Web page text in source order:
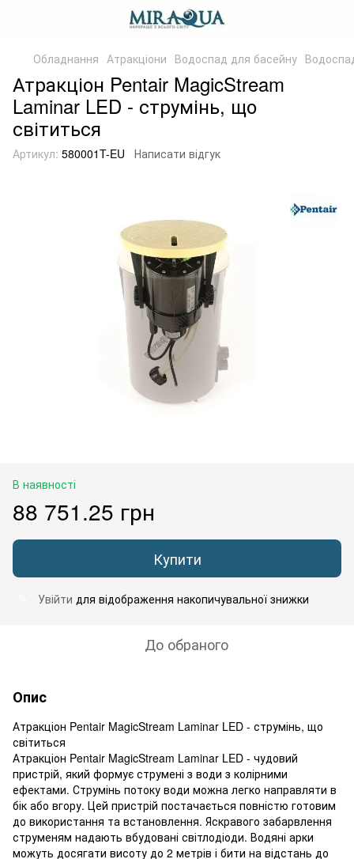
Обладнання Атракціони Водоспад для басейну
Атракціон Pentair MagicStream
Laminar LED - струмінь, що
світиться
Артикул: 580001T-EU Написати відгук
В наявності
88 751.25 грн
Купити
Увійти для відображення накопичувальної знижки
До обраного
Опис
Атракціон Pentair MagicStream Laminar LED - струмінь, що
світиться
Атракціон Pentair MagicStream Laminar LED - чудовий
пристрій, який формує струмені з води з колірними
ефектами. Струмінь потоку води можна легко направляти в
бік або вгору. Цей пристрій постачається повністю готовим
до використання та встановлення. Яскравого забарвлення
струменям надають вбудовані світлодіоди. Водяні арки
можуть досягати висоту до 2 метрів і бити на відстань до